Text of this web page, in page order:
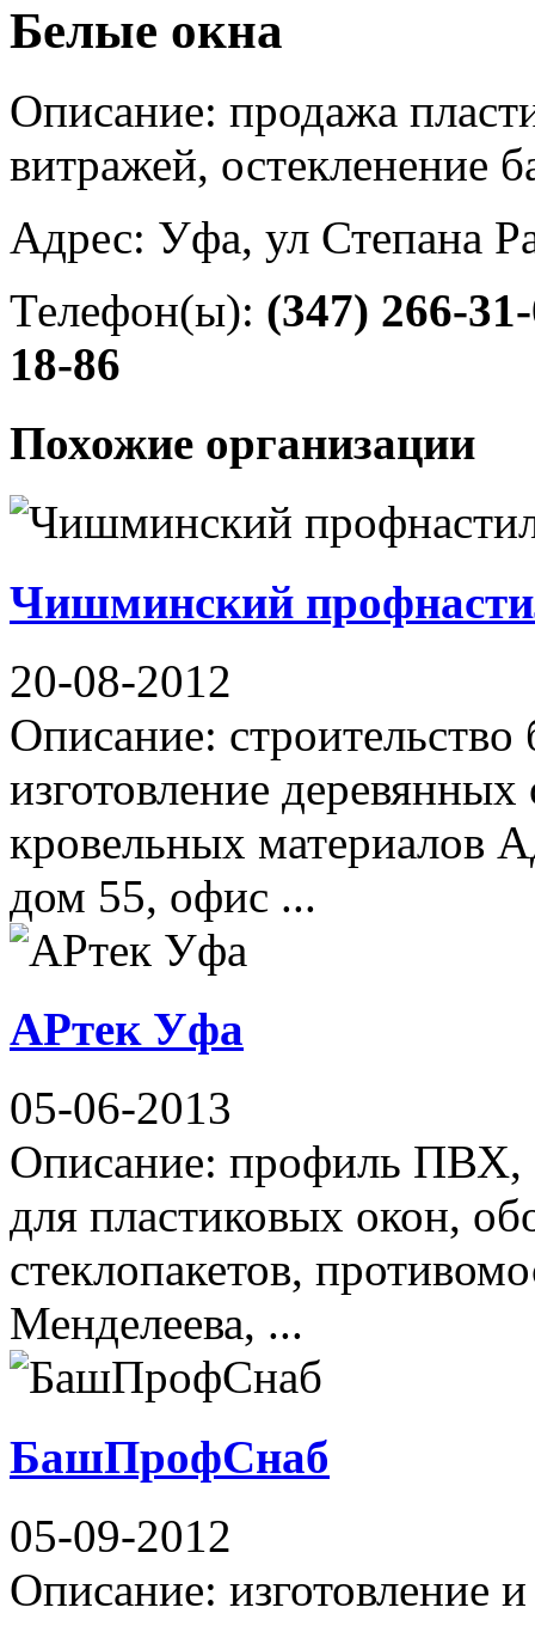
Белые окна
Описание: продажа
витражей, остекленение
Адрес: Уфа, ул Степана
Телефон(ы): (347) 266-
18-86
Похожие организации
Чишминский
20-08-2012
Описание:
изготовление
кровельных материалов
дом 55, офис ...
АРтек Уфа
05-06-2013
Описание: профиль ПВХ,
для пластиковых окон,
стеклопакетов,
Менделеева, ...
БашПрофСнаб
05-09-2012
Описание: изготовление